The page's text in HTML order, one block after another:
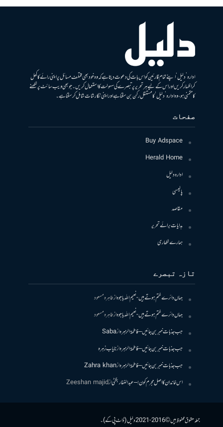
ادارہ ’دلیل‘ اپنے تمام قارئین کو اس بات کی دعوت دیتا ہے کہ وہ خود بھی مختلف مسائل پر اپنی رائے کا کھل
کر اظہار کریں اور اس کے لیے ہر تحریر پر تبصرے کی سہولت کا استعمال کریں۔ جو بھی ویب سائٹ پر لکھنے
کا متمنی ہو، وہ ادارہ ’دلیل‘ کا مستقل رکن بن سکتا ہے اور اپنی نگارشات شامل کرسکتا ہے۔
صفحات
Buy Adspace
Herald Home
ادارہ دلیل
پالیسی
مقاصد
ہدایات برائے تحریر
ہمارے لکھاری
تازہ تبصرے
جہاں دائرے ختم ہوتے ہیں- نعیم اللہ باجوہازطاہرہ مسعود
جہاں دائرے ختم ہوتے ہیں- نعیم اللہ باجوہازطاہرہ مسعود
جب جذبات خبر بن جائیں – فاطمۃالزہرہازSaba
جب جذبات خبر بن جائیں – فاطمۃالزہرہازنایاب زہرہ
جب جذبات خبر بن جائیں – فاطمۃالزہرہازZahra khan
اس خاندان کا اصل مجرم کون! – عبدالغفار بگٹیازZeeshan majid
جملہ حقوق محفوظ ہیں © 2016-2021 دلیل (ڈاٹ پی کے)۔